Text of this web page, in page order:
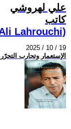
علي لهروشي
كاتب
Lahrouchi)
2025 / 10 / 19
الإستعمار وتجارب